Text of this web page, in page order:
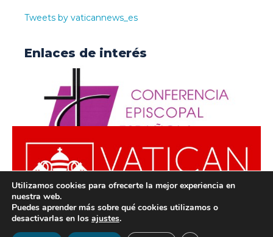
Tweets by vaticannews_es
Enlaces de interés
© ODISUR | Todos los derechos reservados |Política de
Utilizamos cookies para ofrecerte la mejor experiencia en
nuestra web.
Puedes aprender más sobre qué cookies utilizamos o
desactivarlas en los ajustes.